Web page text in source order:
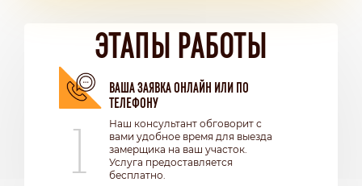
ЭТАПЫ РАБОТЫ
1
ВАША ЗАЯВКА ОНЛАЙН ИЛИ ПО
ТЕЛЕФОНУ
Наш консультант обговорит с
вами удобное время для выезда
замерщика на ваш участок.
Услуга предоставляется
бесплатно.